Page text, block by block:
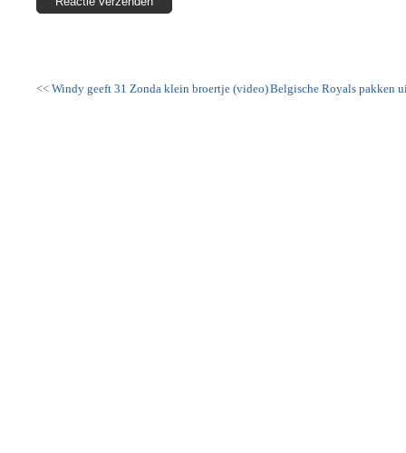
<< Windy geeft 31 Zonda klein broertje (video)Belgische Royals pakken